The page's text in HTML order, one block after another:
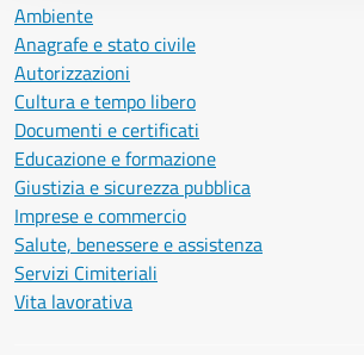
Ambiente
Anagrafe e stato civile
Autorizzazioni
Cultura e tempo libero
Documenti e certificati
Educazione e formazione
Giustizia e sicurezza pubblica
Imprese e commercio
Salute, benessere e assistenza
Servizi Cimiteriali
Vita lavorativa